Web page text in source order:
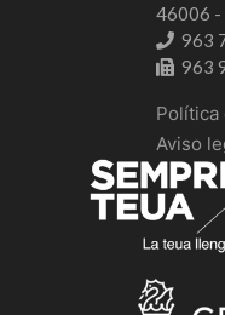
46006 -
963
963
Política
Aviso